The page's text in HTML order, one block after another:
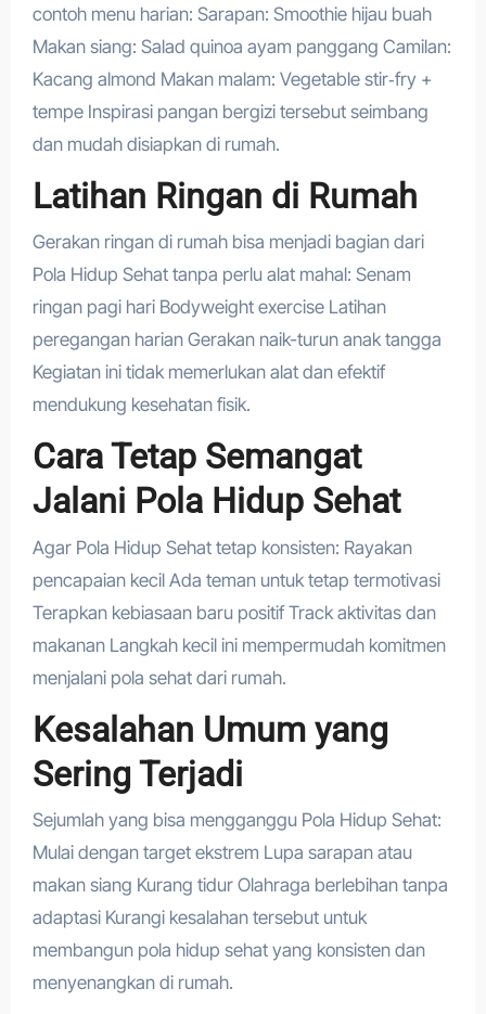
contoh menu harian: Sarapan: Smoothie hijau buah
Makan siang: Salad quinoa ayam panggang Camilan:
Kacang almond Makan malam: Vegetable stir‑fry +
tempe Inspirasi pangan bergizi tersebut seimbang
dan mudah disiapkan di rumah.
Latihan Ringan di Rumah
Gerakan ringan di rumah bisa menjadi bagian dari
Pola Hidup Sehat tanpa perlu alat mahal: Senam
ringan pagi hari Bodyweight exercise Latihan
peregangan harian Gerakan naik-turun anak tangga
Kegiatan ini tidak memerlukan alat dan efektif
mendukung kesehatan fisik.
Cara Tetap Semangat
Jalani Pola Hidup Sehat
Agar Pola Hidup Sehat tetap konsisten: Rayakan
pencapaian kecil Ada teman untuk tetap termotivasi
Terapkan kebiasaan baru positif Track aktivitas dan
makanan Langkah kecil ini mempermudah komitmen
menjalani pola sehat dari rumah.
Kesalahan Umum yang
Sering Terjadi
Sejumlah yang bisa mengganggu Pola Hidup Sehat:
Mulai dengan target ekstrem Lupa sarapan atau
makan siang Kurang tidur Olahraga berlebihan tanpa
adaptasi Kurangi kesalahan tersebut untuk
membangun pola hidup sehat yang konsisten dan
menyenangkan di rumah.